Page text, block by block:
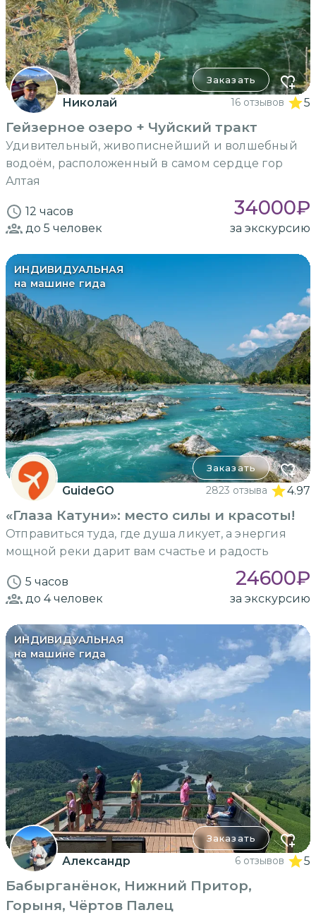
Заказать
Николай 16 отзывов 5
Гейзерное озеро + Чуйский тракт
Удивительный, живописнейший и волшебный
водоём, расположенный в самом сердце гор
Алтая
12 часов 34000₽
до 5 человек за экскурсию
ИНДИВИДУАЛЬНАЯ
на машине гида
Заказать
GuideGO 2823 отзыва 4.97
«Глаза Катуни»: место силы и красоты!
Отправиться туда, где душа ликует, а энергия
мощной реки дарит вам счастье и радость
5 часов 24600₽
до 4человек за экскурсию
ИНДИВИДУАЛЬНАЯ
на машине гида
Заказать
Александр 6 отзывов 5
Бабырганёнок, Нижний Притор,
Горыня, Чёртов Палец